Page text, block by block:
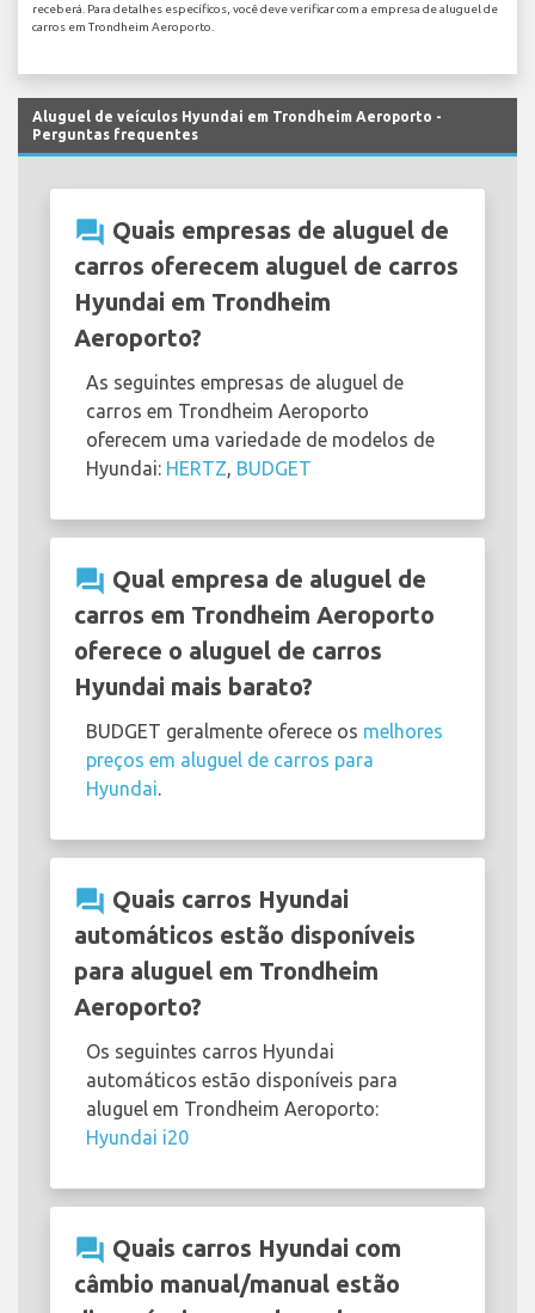
receberá. Para detalhes específicos, você deve verificar com a empresa de aluguel de
carros em Trondheim Aeroporto.
Aluguel de veículos Hyundai em Trondheim Aeroporto -
Perguntas frequentes
question_answer Quais empresas de aluguel de
carros oferecem aluguel de carros
Hyundai em Trondheim
Aeroporto?
As seguintes empresas de aluguel de
carros em Trondheim Aeroporto
oferecem uma variedade de modelos de
Hyundai: HERTZ, BUDGET
question_answer Qual empresa de aluguel de
carros em Trondheim Aeroporto
oferece o aluguel de carros
Hyundai mais barato?
BUDGET geralmente oferece os melhores
preços em aluguel de carros para
Hyundai.
question_answer Quais carros Hyundai
automáticos estão disponíveis
para aluguel em Trondheim
Aeroporto?
Os seguintes carros Hyundai
automáticos estão disponíveis para
aluguel em Trondheim Aeroporto:
Hyundai i20
question_answer Quais carros Hyundai com
câmbio manual/manual estão